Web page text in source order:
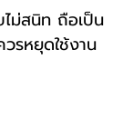
ไม่สนิท ถือเป็น
รหยุดใช้งาน